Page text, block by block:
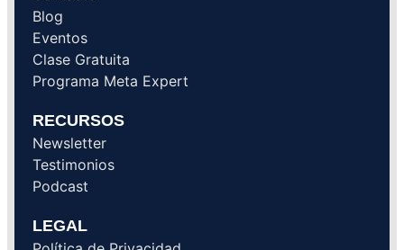
Blog
Eventos
Clase Gratuita
Programa Meta Expert
RECURSOS
Newsletter
Testimonios
Podcast
LEGAL